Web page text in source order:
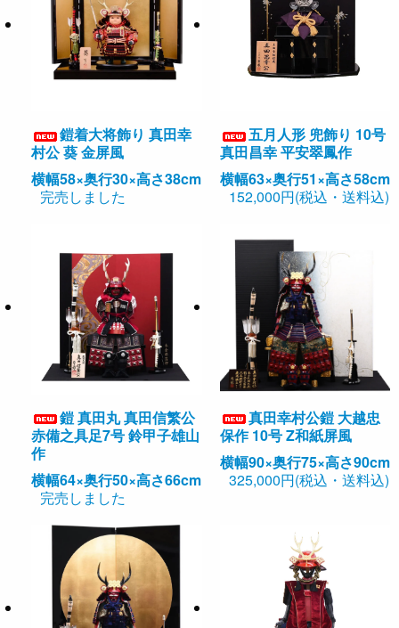
鎧着大将飾り 真田幸
村公 葵 金屏風
横幅58×奥行30×高さ38cm
完売しました
五月人形 兜飾り 10号
真田昌幸 平安翠鳳作
横幅63×奥行51×高さ58cm
152,000円(税込・送料込)
鎧 真田丸 真田信繁公
赤備之具足7号 鈴甲子雄山
作
横幅64×奥行50×高さ66cm
完売しました
真田幸村公鎧 大越忠
保作 10号 Z和紙屏風
横幅90×奥行75×高さ90cm
325,000円(税込・送料込)